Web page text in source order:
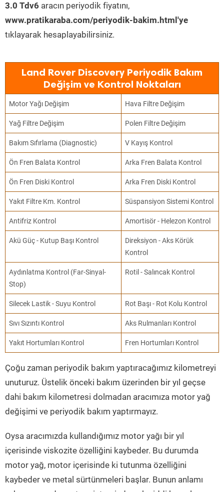
3.0 Tdv6 aracın periyodik fiyatını,
www.pratikaraba.com/periyodik-bakim.html'ye
tıklayarak hesaplayabilirsiniz.
Land Rover Discovery Periyodik Bakım
Değişim ve Kontrol Noktaları
Motor Yağı Değişim Hava Filtre Değişim
Yağ Filtre Değişim Polen Filtre Değişim
Bakım Sıfırlama (Diagnostic) V Kayış Kontrol
Ön Fren Balata Kontrol Arka Fren Balata Kontrol
Ön Fren Diski Kontrol Arka Fren Diski Kontrol
Yakıt Filtre Km. Kontrol Süspansiyon Sistemi Kontrol
Antifriz Kontrol Amortisör - Helezon Kontrol
Akü Güç - Kutup Başı Kontrol
Direksiyon - Aks Körük
Kontrol
Aydınlatma Kontrol (Far-Sinyal-
Stop)
Rotil - Salıncak Kontrol
Silecek Lastik - Suyu Kontrol Rot Başı - Rot Kolu Kontrol
Sıvı Sızıntı Kontrol Aks Rulmanları Kontrol
Yakıt Hortumları Kontrol Fren Hortumları Kontrol
Çoğu zaman periyodik bakım yaptıracağımız kilometreyi
unuturuz. Üstelik önceki bakım üzerinden bir yıl geçse
dahi bakım kilometresi dolmadan aracımıza motor yağ
değişimi ve periyodik bakım yaptırmayız.
Oysa aracımızda kullandığımız motor yağı bir yıl
içerisinde viskozite özelliğini kaybeder. Bu durumda
motor yağ, motor içerisinde ki tutunma özelliğini
kaybeder ve metal sürtünmeleri başlar. Bunun anlamı